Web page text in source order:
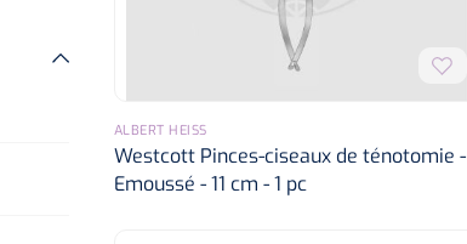
ALBERT HEISS
Westcott Pinces-ciseaux de ténotomie -
Emoussé - 11 cm - 1 pc